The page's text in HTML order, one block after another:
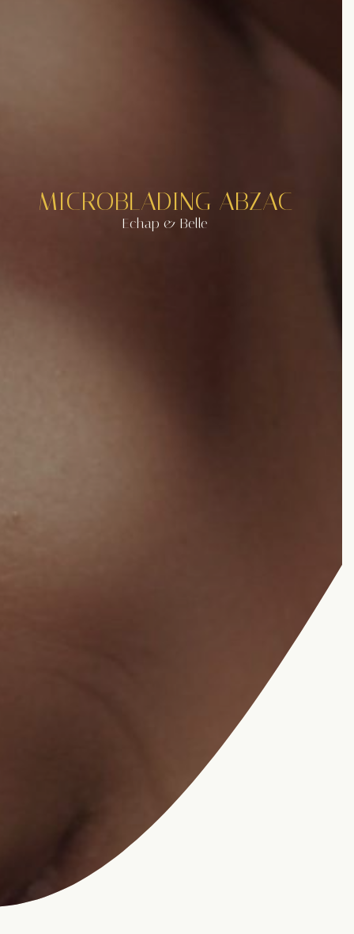
MICROBLADING ABZAC
Echap & Belle